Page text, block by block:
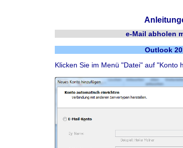
e-Mail abholen
Outlook
Klicken Sie im Menü "Datei" auf "Konto